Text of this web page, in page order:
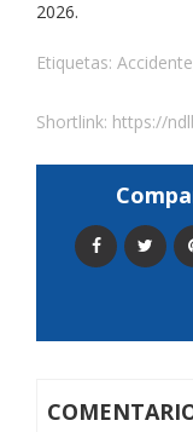
2026.
Etiquetas: Accidente
Shortlink: https://